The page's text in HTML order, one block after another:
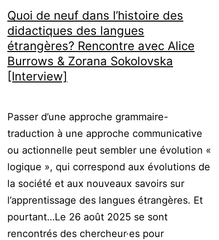
Quoi de neuf dans l’histoire des
didactiques des langues
étrangères? Rencontre avec Alice
Burrows & Zorana Sokolovska
[Interview]
Passer d’une approche grammaire-
traduction à une approche communicative
ou actionnelle peut sembler une évolution «
logique », qui correspond aux évolutions de
la société et aux nouveaux savoirs sur
l’apprentissage des langues étrangères. Et
pourtant…Le 26 août 2025 se sont
rencontrés des chercheur·es pour